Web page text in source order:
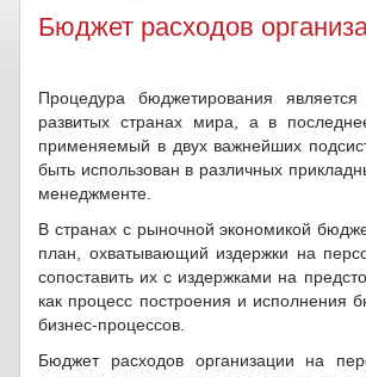
Бюджет расходов
Процедура бюджетирования
развитых странах мира, а в
применяемый в двух важнейших
быть использован в различных
менеджменте.
В странах с рыночной экономикой
план, охватывающий издержки на
сопоставить их с издержками на
как процесс построения и исполнения
бизнес-процессов.
Бюджет расходов организации на